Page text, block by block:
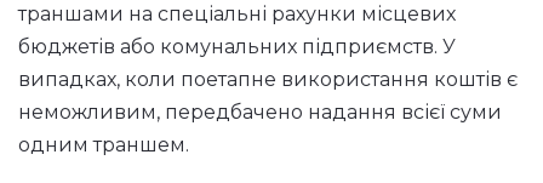
траншами на спеціальні рахунки місцевих
бюджетів або комунальних підприємств. У
випадках, коли поетапне використання коштів є
неможливим, передбачено надання всієї суми
одним траншем.